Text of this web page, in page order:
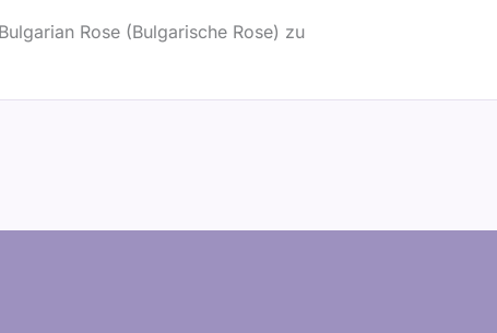
Rose (Bulgarische Rose) zu